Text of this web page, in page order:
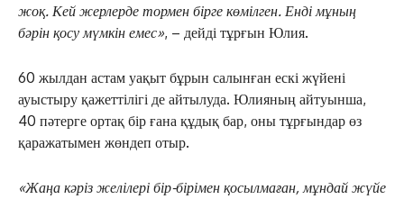
жоқ. Кей жерлерде тормен бірге көмілген. Енді мұның
бәрін қосу мүмкін емес», – дейді тұрғын Юлия.
60 жылдан астам уақыт бұрын салынған ескі жүйені
ауыстыру қажеттілігі де айтылуда. Юлияның айтуынша,
40 пәтерге ортақ бір ғана құдық бар, оны тұрғындар өз
қаражатымен жөндеп отыр.
«Жаңа кәріз желілері бір-бірімен қосылмаған, мұндай жүйе